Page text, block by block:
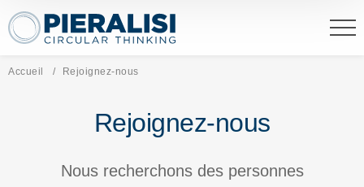
Pieralisi Maip Spa
Accueil Page actuelle:
Rejoignez-nous
Rejoignez-nous
Nous recherchons des personnes